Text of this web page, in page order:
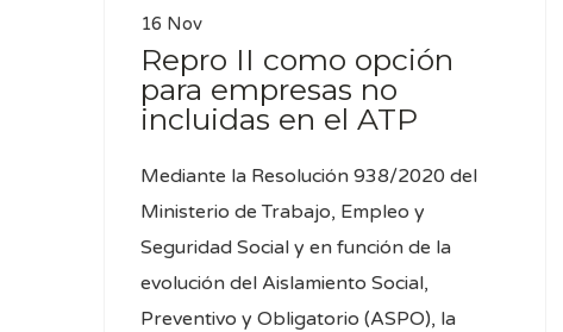
16 Nov
Repro II como opción
para empresas no
incluidas en el ATP
Mediante la Resolución 938/2020 del
Ministerio de Trabajo, Empleo y
Seguridad Social y en función de la
evolución del Aislamiento Social,
Preventivo y Obligatorio (ASPO), la